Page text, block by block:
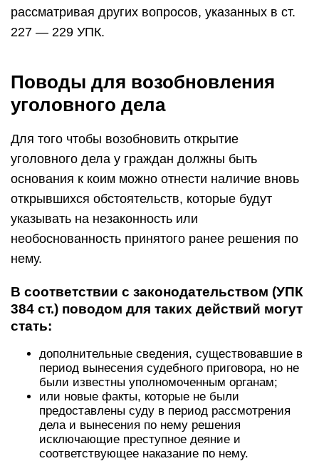
рассматривая других вопросов, указанных в ст.
227 — 229 УПК.
Поводы для возобновления
уголовного дела
Для того чтобы возобновить открытие
уголовного дела у граждан должны быть
основания к коим можно отнести наличие вновь
открывшихся обстоятельств, которые будут
указывать на незаконность или
необоснованность принятого ранее решения по
нему.
В соответствии с законодательством (УПК
384 ст.) поводом для таких действий могут
стать:
дополнительные сведения, существовавшие в
период вынесения судебного приговора, но не
были известны уполномоченным органам;
или новые факты, которые не были
предоставлены суду в период рассмотрения
дела и вынесения по нему решения
исключающие преступное деяние и
соответствующее наказание по нему.